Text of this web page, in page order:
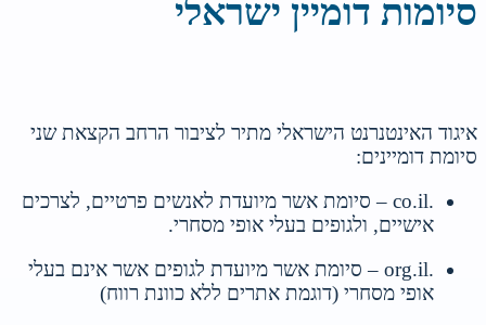
סיומות דומיין ישראלי
איגוד האינטנרנט הישראלי מתיר לציבור הרחב הקצאת שני
סיומת דומיינים:
.co.il – סיומת אשר מיועדת לאנשים פרטיים, לצרכים
אישיים, ולגופים בעלי אופי מסחרי.
.org.il – סיומת אשר מיועדת לגופים אשר אינם בעלי
אופי מסחרי (דוגמת אתרים ללא כוונת רווח)